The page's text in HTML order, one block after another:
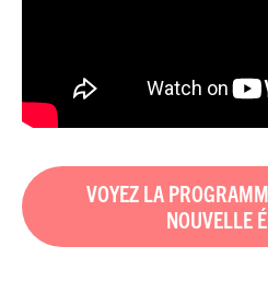
VOYEZ LA
NOUVELLE